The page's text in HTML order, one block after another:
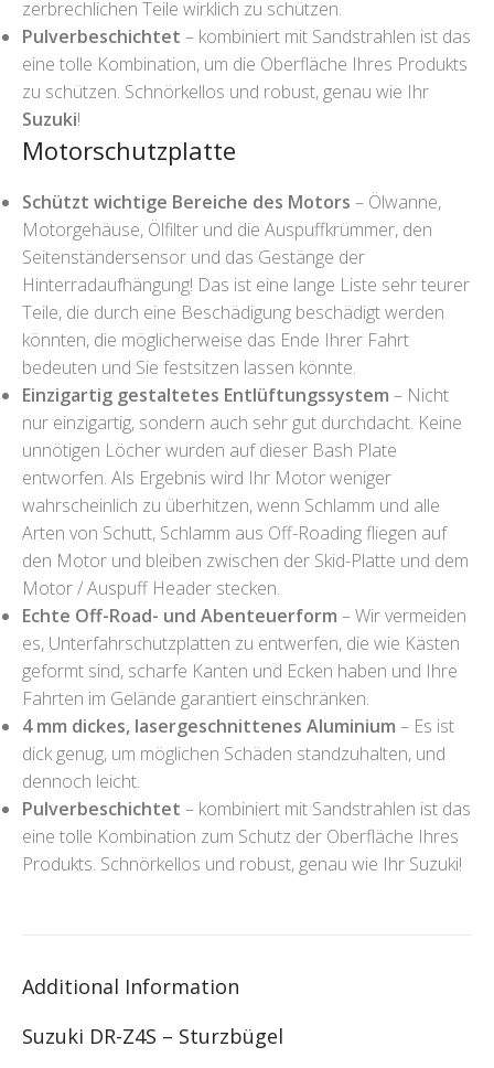
zerbrechlichen Teile wirklich zu schützen.
Pulverbeschichtet – kombiniert mit Sandstrahlen ist das
eine tolle Kombination, um die Oberfläche Ihres Produkts
zu schützen. Schnörkellos und robust, genau wie Ihr
Suzuki!
Motorschutzplatte
Schützt wichtige Bereiche des Motors – Ölwanne,
Motorgehäuse, Ölfilter und die Auspuffkrümmer, den
Seitenständersensor und das Gestänge der
Hinterradaufhängung! Das ist eine lange Liste sehr teurer
Teile, die durch eine Beschädigung beschädigt werden
könnten, die möglicherweise das Ende Ihrer Fahrt
bedeuten und Sie festsitzen lassen könnte.
Einzigartig gestaltetes Entlüftungssystem – Nicht
nur einzigartig, sondern auch sehr gut durchdacht. Keine
unnötigen Löcher wurden auf dieser Bash Plate
entworfen. Als Ergebnis wird Ihr Motor weniger
wahrscheinlich zu überhitzen, wenn Schlamm und alle
Arten von Schutt, Schlamm aus Off-Roading fliegen auf
den Motor und bleiben zwischen der Skid-Platte und dem
Motor / Auspuff Header stecken.
Echte Off-Road- und Abenteuerform – Wir vermeiden
es, Unterfahrschutzplatten zu entwerfen, die wie Kästen
geformt sind, scharfe Kanten und Ecken haben und Ihre
Fahrten im Gelände garantiert einschränken.
4 mm dickes, lasergeschnittenes Aluminium – Es ist
dick genug, um möglichen Schäden standzuhalten, und
dennoch leicht.
Pulverbeschichtet – kombiniert mit Sandstrahlen ist das
eine tolle Kombination zum Schutz der Oberfläche Ihres
Produkts. Schnörkellos und robust, genau wie Ihr Suzuki!
Additional Information
Suzuki DR-Z4S – Sturzbügel